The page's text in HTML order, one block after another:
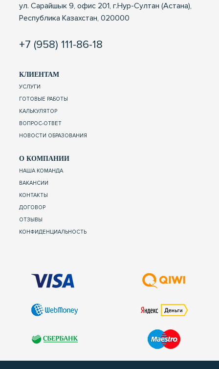
ул. Сарайшык 9, офис 201, г.Нур-Султан (Астана),
Республика Казахстан, 020000
+7 (958) 111-86-18
КЛИЕНТАМ
УСЛУГИ
ГОТОВЫЕ РАБОТЫ
КАЛЬКУЛЯТОР
ВОПРОС-ОТВЕТ
НОВОСТИ ОБРАЗОВАНИЯ
О КОМПАНИИ
НАША КОМАНДА
ВАКАНСИИ
КОНТАКТЫ
ДОГОВОР
ОТЗЫВЫ
КОНФИДЕНЦИАЛЬНОСТЬ